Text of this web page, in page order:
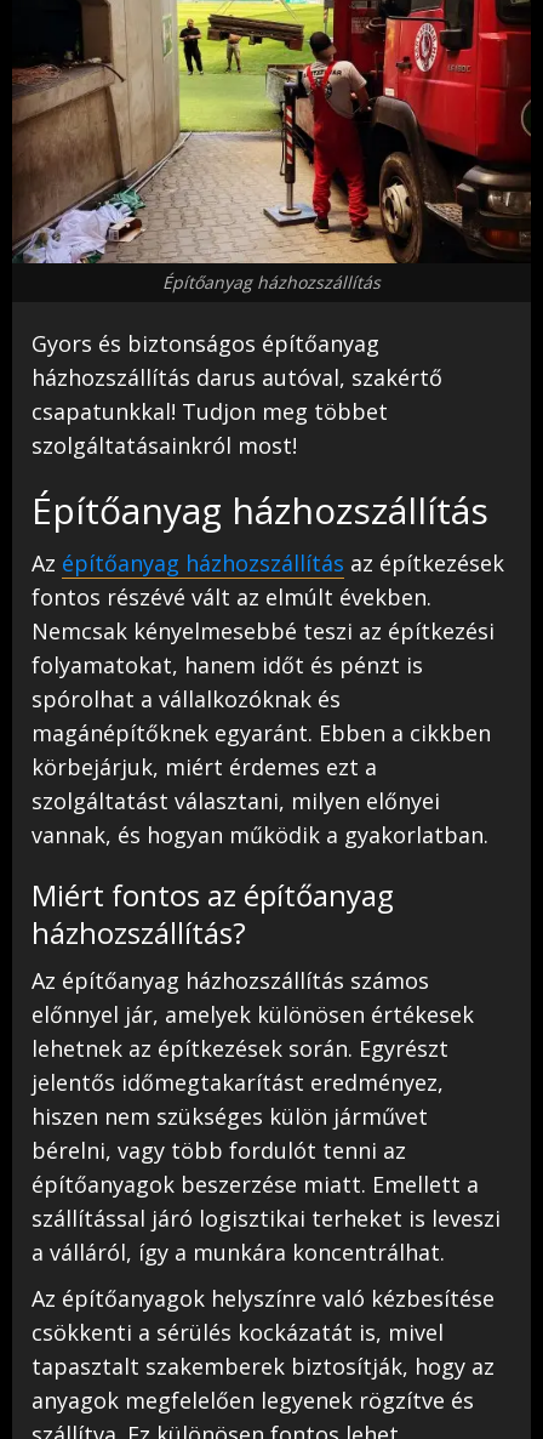
Építőanyag házhozszállítás
Gyors és biztonságos építőanyag
házhozszállítás darus autóval, szakértő
csapatunkkal! Tudjon meg többet
szolgáltatásainkról most!
Építőanyag házhozszállítás
Az építőanyag házhozszállítás az építkezések
fontos részévé vált az elmúlt években.
Nemcsak kényelmesebbé teszi az építkezési
folyamatokat, hanem időt és pénzt is
spórolhat a vállalkozóknak és
magánépítőknek egyaránt. Ebben a cikkben
körbejárjuk, miért érdemes ezt a
szolgáltatást választani, milyen előnyei
vannak, és hogyan működik a gyakorlatban.
Miért fontos az építőanyag
házhozszállítás?
Az építőanyag házhozszállítás számos
előnnyel jár, amelyek különösen értékesek
lehetnek az építkezések során. Egyrészt
jelentős időmegtakarítást eredményez,
hiszen nem szükséges külön járművet
bérelni, vagy több fordulót tenni az
építőanyagok beszerzése miatt. Emellett a
szállítással járó logisztikai terheket is leveszi
a válláról, így a munkára koncentrálhat.
Az építőanyagok helyszínre való kézbesítése
csökkenti a sérülés kockázatát is, mivel
tapasztalt szakemberek biztosítják, hogy az
anyagok megfelelően legyenek rögzítve és